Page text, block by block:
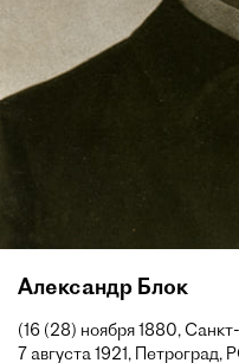
Александр Блок
(16 (28) ноября 1880,
7 августа 1921,